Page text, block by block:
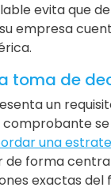
evita que
empresa
toma de
un
una
de forma
exactas del